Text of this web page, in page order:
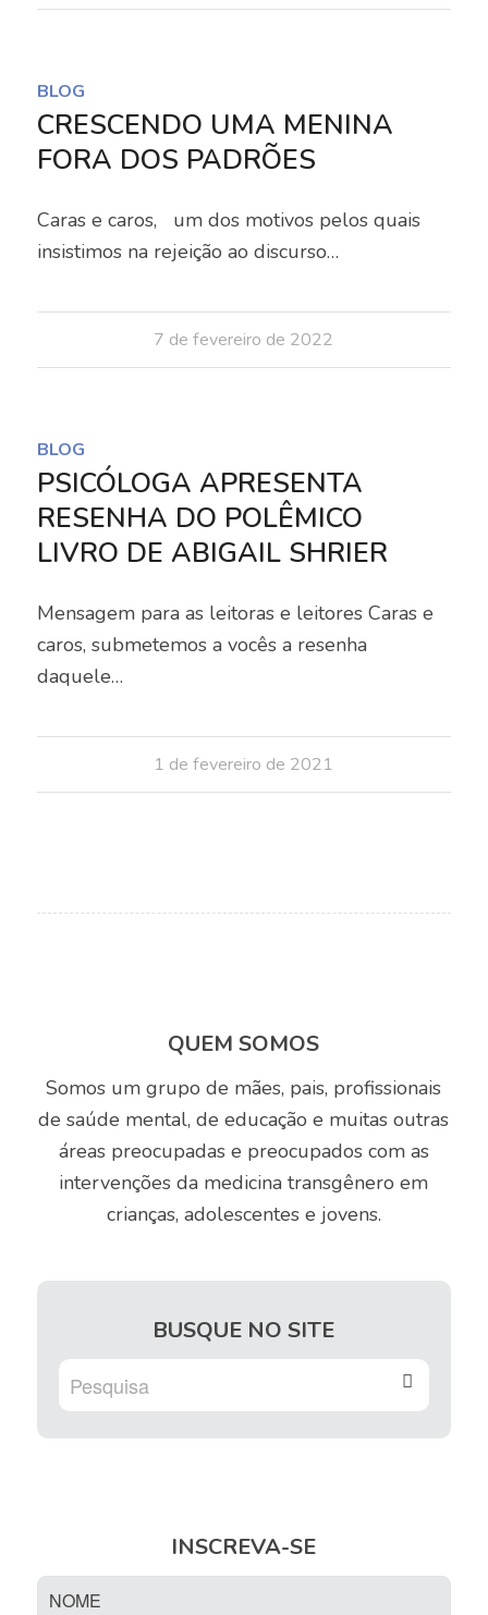
BLOG
CRESCENDO UMA MENINA
FORA DOS PADRÕES
Caras e caros, um dos motivos pelos quais
insistimos na rejeição ao discurso…
7 de fevereiro de 2022
BLOG
PSICÓLOGA APRESENTA
RESENHA DO POLÊMICO
LIVRO DE ABIGAIL SHRIER
Mensagem para as leitoras e leitores Caras e
caros, submetemos a vocês a resenha
daquele…
1 de fevereiro de 2021
QUEM SOMOS
Somos um grupo de mães, pais, profissionais
de saúde mental, de educação e muitas outras
áreas preocupadas e preocupados com as
intervenções da medicina transgênero em
crianças, adolescentes e jovens.
BUSQUE NO SITE
INSCREVA-SE